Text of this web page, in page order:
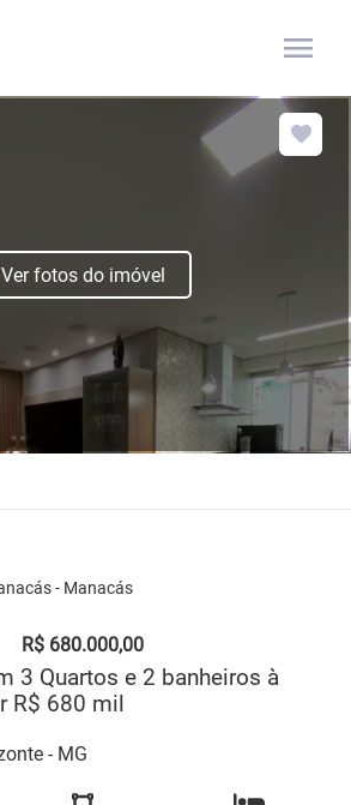
menu
Ver fotos do imóvel
- Manacás
R$ 680.000,00
3 Quartos e 2 banheiros à
R$ 680 mil
- MG